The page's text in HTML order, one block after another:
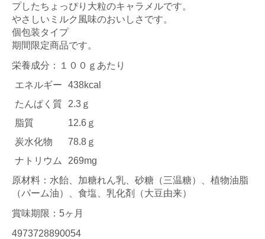
プしたちょっぴり大粒のキャラメルです。
やさしいミルク風味のおいしさです。
個包装タイプ
期間限定商品です。
栄養成分：１００ｇあたり
エネルギー
438kcal
たんぱく質
2.3ｇ
脂質
12.6ｇ
炭水化物
78.8ｇ
ナトリウム
269mg
原材料：水飴、加糖れん乳、砂糖（三温糖）、植物油脂
（パーム油）、食塩、乳化剤（大豆由来）
賞味期限：5ヶ月
4973728890054